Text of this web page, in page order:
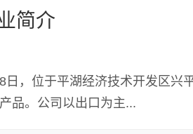
简介
，位于平湖经济技术开发区兴
品。公司以出口为主...